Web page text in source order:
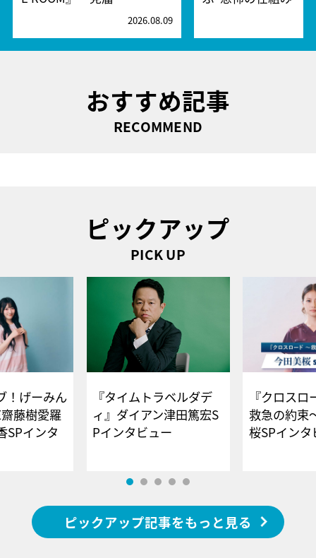
2026.08.09
おすすめ記事
RECOMMEND
ピックアップ
PICK UP
！げーみん
藤樹愛羅
SPインタ
『タイムトラベルダデ
ィ』ダイアン津田篤宏S
Pインタビュー
『クロス
救急の約束
桜SPイ
ピックアップ記事をもっと見る